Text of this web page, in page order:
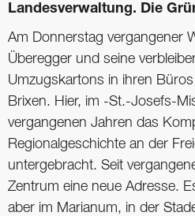
Landesverwaltung. Die
Am Donnerstag vergangener
Überegger und seine
Umzugskartons in ihren
Brixen. Hier, im -St.-Josefs-
vergangenen Jahren das
Regionalgeschichte an der
untergebracht. Seit
Zentrum eine neue Adresse.
aber im Marianum, in der